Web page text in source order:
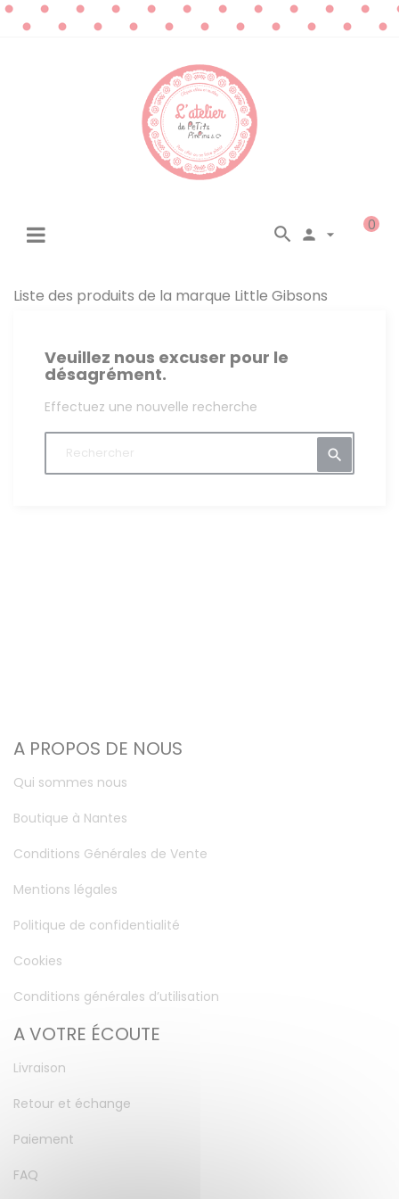
0
 

Liste des produits de la marque Little Gibsons
Veuillez nous excuser pour le
désagrément.
Effectuez une nouvelle recherche

A PROPOS DE NOUS
Qui sommes nous
Boutique à Nantes
Conditions Générales de Vente
Mentions légales
Politique de confidentialité
Cookies
Conditions générales d’utilisation
A VOTRE ÉCOUTE
Livraison
Retour et échange
Paiement
FAQ